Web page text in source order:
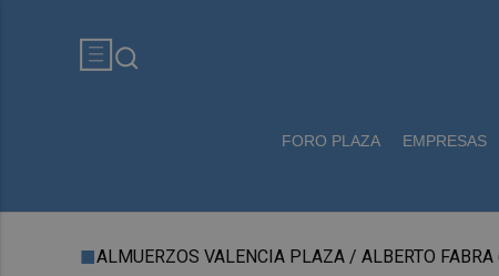
FORO PLAZA EMPRESAS
ALMUERZOS VALENCIA PLAZA / ALBERTO FABRA